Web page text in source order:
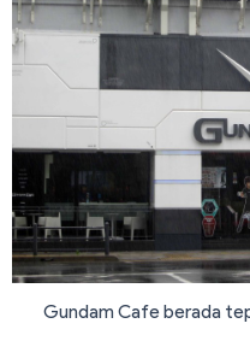
Gundam Cafe berada